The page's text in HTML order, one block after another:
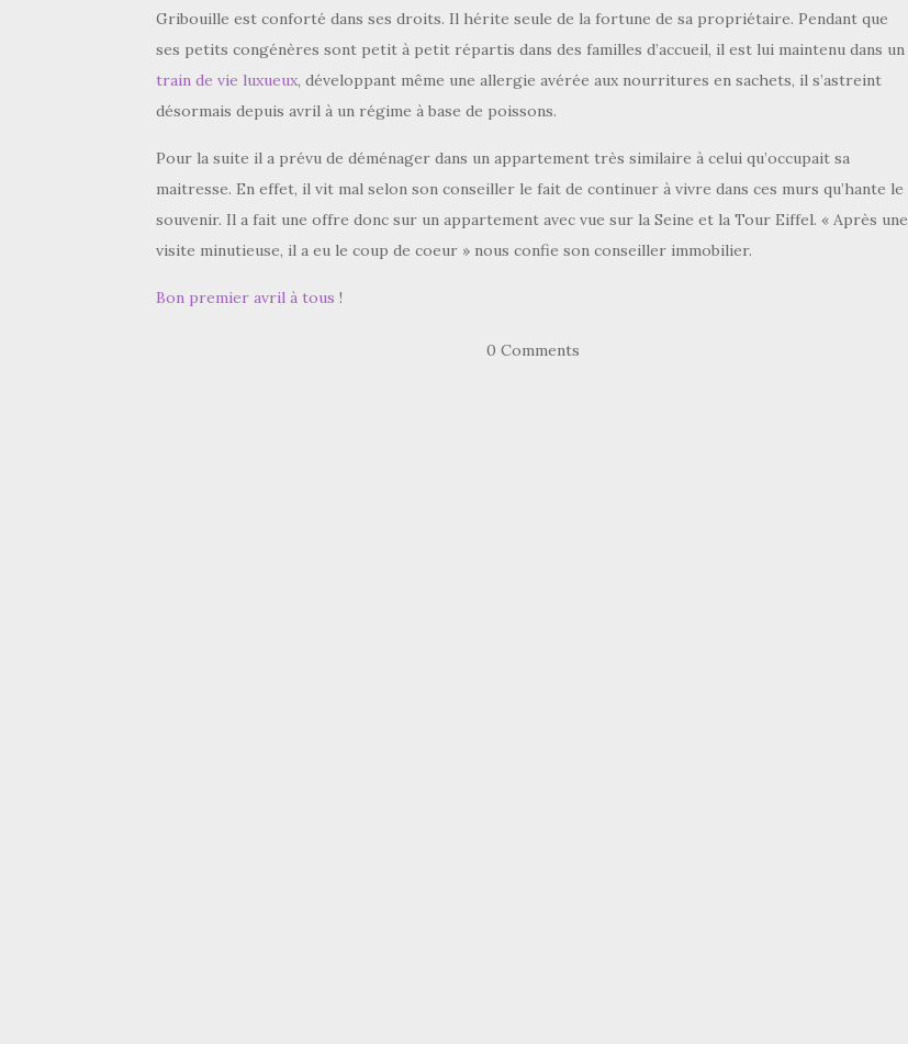
Gribouille est conforté dans ses droits. Il hérite seule de la fortune de sa propriétaire. Pendant que
ses petits congénères sont petit à petit répartis dans des familles d’accueil, il est lui maintenu dans un
train de vie luxueux, développant même une allergie avérée aux nourritures en sachets, il s’astreint
désormais depuis avril à un régime à base de poissons.
Pour la suite il a prévu de déménager dans un appartement très similaire à celui qu’occupait sa
maitresse. En effet, il vit mal selon son conseiller le fait de continuer à vivre dans ces murs qu’hante le
souvenir. Il a fait une offre donc sur un appartement avec vue sur la Seine et la Tour Eiffel. « Après une
visite minutieuse, il a eu le coup de coeur » nous confie son conseiller immobilier.
Bon premier avril à tous !
0 Comments